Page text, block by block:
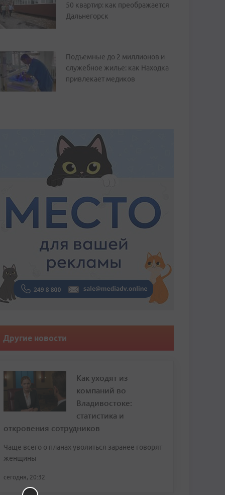
50 квартир: как преображается
Дальнегорск
Подъемные до 2 миллионов и
служебное жилье: как Находка
привлекает медиков
Другие новости
Как уходят из
компаний во
Владивостоке:
статистика и
откровения сотрудников
Чаще всего о планах уволиться заранее говорят
женщины
сегодня, 20:32